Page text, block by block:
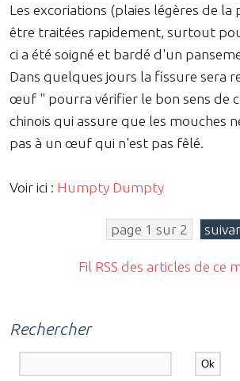
Les excoriations (plaies légères de la
être traitées rapidement, surtout
ci a été soigné et bardé d'un
Dans quelques jours la fissure sera
œuf " pourra vérifier le bon sens de
chinois qui assure que les mouches
pas à un œuf qui n'est pas fêlé.
Voir ici : Humpty Dumpty
page 1 sur 2
Fil RSS des articles de ce
Rechercher